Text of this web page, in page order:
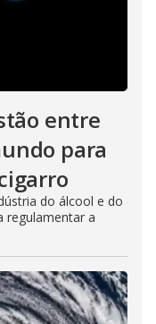
entre
para
do álcool e do
regulamentar a